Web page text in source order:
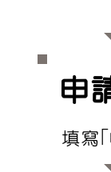
申
填寫